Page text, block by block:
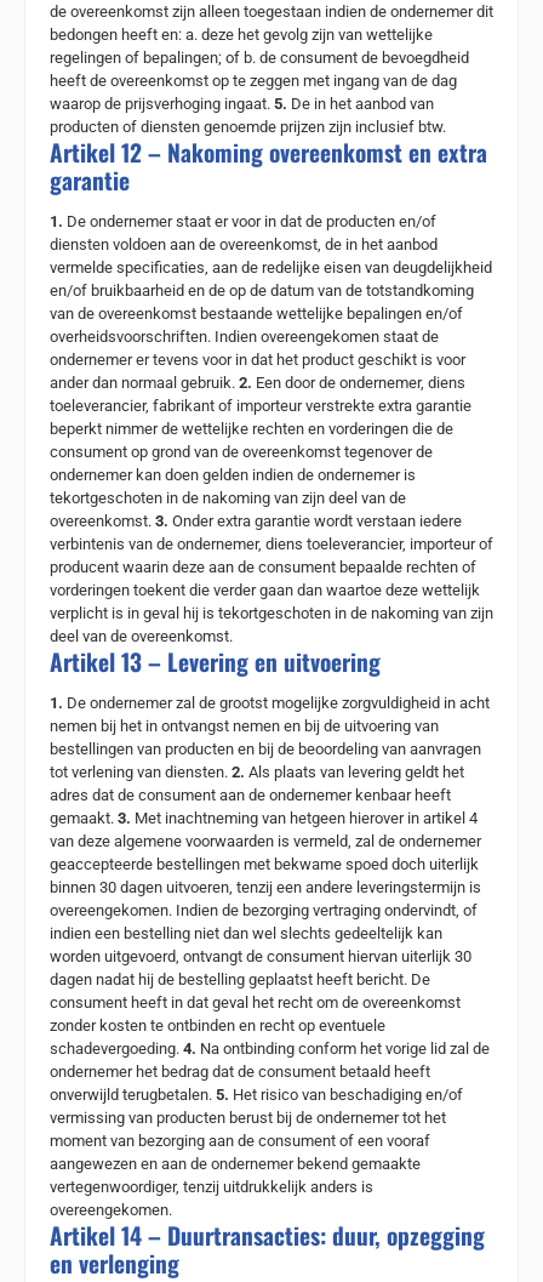
de overeenkomst zijn alleen toegestaan indien de ondernemer dit
bedongen heeft en: a. deze het gevolg zijn van wettelijke
regelingen of bepalingen; of b. de consument de bevoegdheid
heeft de overeenkomst op te zeggen met ingang van de dag
waarop de prijsverhoging ingaat. 5. De in het aanbod van
producten of diensten genoemde prijzen zijn inclusief btw.
Artikel 12 – Nakoming overeenkomst en extra
garantie
1. De ondernemer staat er voor in dat de producten en/of
diensten voldoen aan de overeenkomst, de in het aanbod
vermelde specificaties, aan de redelijke eisen van deugdelijkheid
en/of bruikbaarheid en de op de datum van de totstandkoming
van de overeenkomst bestaande wettelijke bepalingen en/of
overheidsvoorschriften. Indien overeengekomen staat de
ondernemer er tevens voor in dat het product geschikt is voor
ander dan normaal gebruik. 2. Een door de ondernemer, diens
toeleverancier, fabrikant of importeur verstrekte extra garantie
beperkt nimmer de wettelijke rechten en vorderingen die de
consument op grond van de overeenkomst tegenover de
ondernemer kan doen gelden indien de ondernemer is
tekortgeschoten in de nakoming van zijn deel van de
overeenkomst. 3. Onder extra garantie wordt verstaan iedere
verbintenis van de ondernemer, diens toeleverancier, importeur of
producent waarin deze aan de consument bepaalde rechten of
vorderingen toekent die verder gaan dan waartoe deze wettelijk
verplicht is in geval hij is tekortgeschoten in de nakoming van zijn
deel van de overeenkomst.
Artikel 13 – Levering en uitvoering
1. De ondernemer zal de grootst mogelijke zorgvuldigheid in acht
nemen bij het in ontvangst nemen en bij de uitvoering van
bestellingen van producten en bij de beoordeling van aanvragen
tot verlening van diensten. 2. Als plaats van levering geldt het
adres dat de consument aan de ondernemer kenbaar heeft
gemaakt. 3. Met inachtneming van hetgeen hierover in artikel 4
van deze algemene voorwaarden is vermeld, zal de ondernemer
geaccepteerde bestellingen met bekwame spoed doch uiterlijk
binnen 30 dagen uitvoeren, tenzij een andere leveringstermijn is
overeengekomen. Indien de bezorging vertraging ondervindt, of
indien een bestelling niet dan wel slechts gedeeltelijk kan
worden uitgevoerd, ontvangt de consument hiervan uiterlijk 30
dagen nadat hij de bestelling geplaatst heeft bericht. De
consument heeft in dat geval het recht om de overeenkomst
zonder kosten te ontbinden en recht op eventuele
schadevergoeding. 4. Na ontbinding conform het vorige lid zal de
ondernemer het bedrag dat de consument betaald heeft
onverwijld terugbetalen. 5. Het risico van beschadiging en/of
vermissing van producten berust bij de ondernemer tot het
moment van bezorging aan de consument of een vooraf
aangewezen en aan de ondernemer bekend gemaakte
vertegenwoordiger, tenzij uitdrukkelijk anders is
overeengekomen.
Artikel 14 – Duurtransacties: duur, opzegging
en verlenging